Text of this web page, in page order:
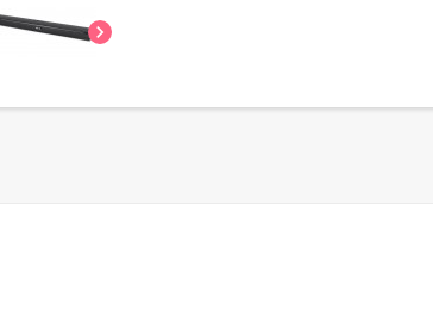
chevron_right